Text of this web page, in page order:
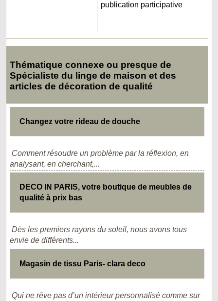
publication participative
Thématique connexe ou presque de
Spécialiste du linge de maison et des
articles de décoration de qualité
Changez votre rideau de douche
Comment résoudre un problème par la réflexion, en
analysant, en cherchant,...
DECO IN PARIS, votre boutique de meubles de
qualité à prix bas
Dès les premiers rayons du soleil, nous avons tous
envie de différents...
Magasin de tissu Paris- clara deco
Qui ne rêve pas d’un intérieur personnalisé comme sur